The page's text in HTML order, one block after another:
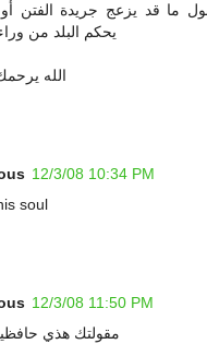
ما قد يزعج جريدة الفتن
يحكم البلد من
الله
12/3/08 10:34 PM
soul
12/3/08 11:50 PM
مقولتك هذي